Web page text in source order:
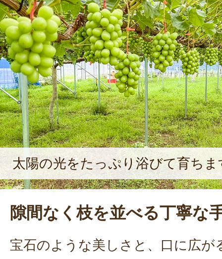
太陽の光をたっぷり浴びて育ちま
隙間なく枝を並べる丁寧な
宝石のような美しさと、口に広が